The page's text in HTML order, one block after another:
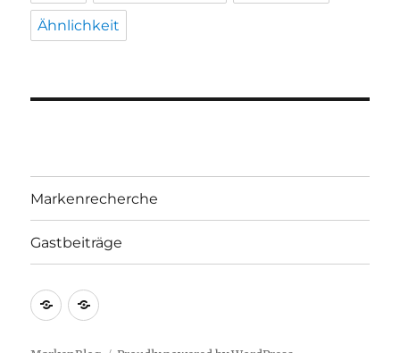
Ähnlichkeit
Markenrecherche
Gastbeiträge
Markenrecherche
Gastbeiträge